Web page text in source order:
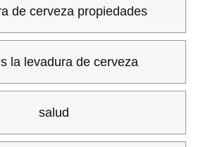
de cerveza propiedades
la levadura de cerveza
salud